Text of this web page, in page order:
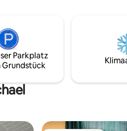
nur
Parkplatz
Grundstück